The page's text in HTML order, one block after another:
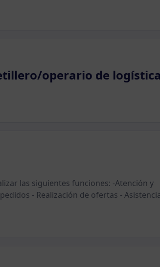
operario de logística
las siguientes funciones: -Atención y
- Realización de ofertas -